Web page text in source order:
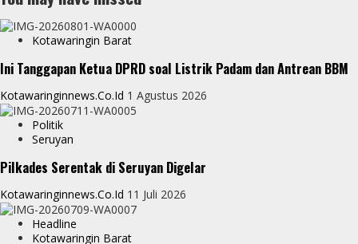
Kotawaringin Barat
Ini Tanggapan Ketua DPRD soal Listrik Padam dan Antrean BBM
Kotawaringinnews.co.id 1 Agustus 2026
Politik
Seruyan
Pilkades Serentak di Seruyan Digelar
Kotawaringinnews.co.id 11 Juli 2026
Headline
Kotawaringin Barat